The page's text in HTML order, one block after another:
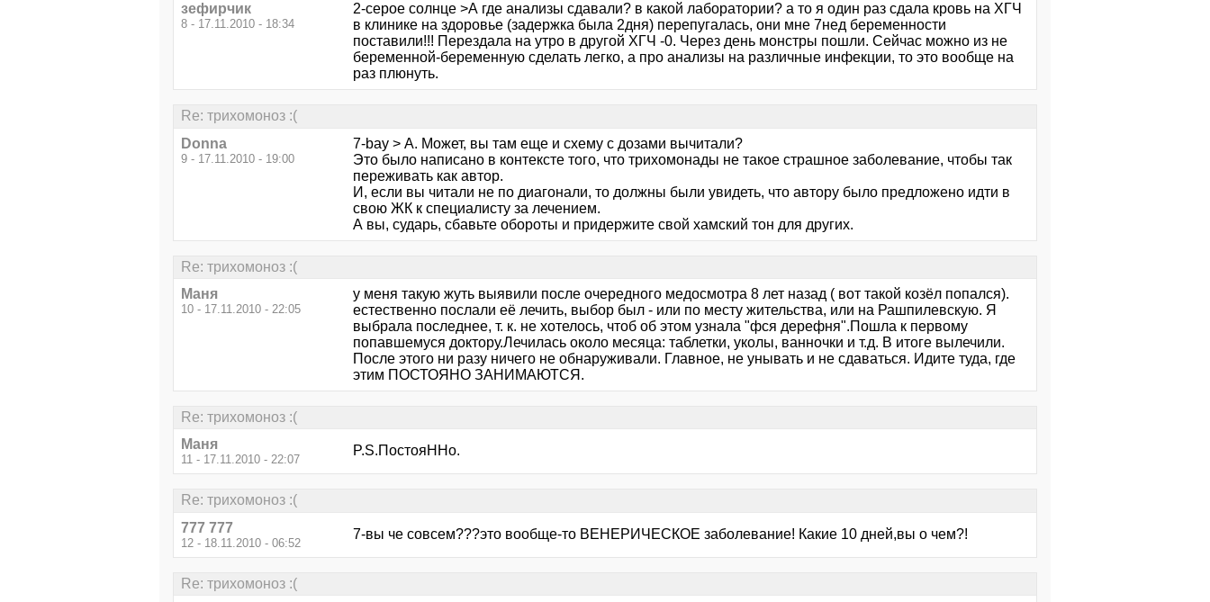
зефирчик
8 - 17.11.2010 - 18:34
2-серое солнце >А где анализы сдавали? в какой лаборатории? а то я один раз сдала кровь на ХГЧ
в клинике на здоровье (задержка была 2дня) перепугалась, они мне 7нед беременности
поставили!!! Перездала на утро в другой ХГЧ -0. Через день монстры пошли. Сейчас можно из не
беременной-беременную сделать легко, а про анализы на различные инфекции, то это вообще на
раз плюнуть.
Re: трихомоноз :(
Donna
9 - 17.11.2010 - 19:00
7-bay > А. Может, вы там еще и схему с дозами вычитали?
Это было написано в контексте того, что трихомонады не такое страшное заболевание, чтобы так
переживать как автор.
И, если вы читали не по диагонали, то должны были увидеть, что автору было предложено идти в
свою ЖК к специалисту за лечением.
А вы, сударь, сбавьте обороты и придержите свой хамский тон для других.
Re: трихомоноз :(
Маня
10 - 17.11.2010 - 22:05
у меня такую жуть выявили после очередного медосмотра 8 лет назад ( вот такой козёл попался).
естественно послали её лечить, выбор был - или по месту жительства, или на Рашпилевскую. Я
выбрала последнее, т. к. не хотелось, чтоб об этом узнала "фся дерефня".Пошла к первому
попавшемуся доктору.Лечилась около месяца: таблетки, уколы, ванночки и т.д. В итоге вылечили.
После этого ни разу ничего не обнаруживали. Главное, не унывать и не сдаваться. Идите туда, где
этим ПОСТОЯНО ЗАНИМАЮТСЯ.
Re: трихомоноз :(
Маня
11 - 17.11.2010 - 22:07
P.S.ПостояННо.
Re: трихомоноз :(
777 777
12 - 18.11.2010 - 06:52
7-вы че совсем???это вообще-то ВЕНЕРИЧЕСКОЕ заболевание! Какие 10 дней,вы о чем?!
Re: трихомоноз :(